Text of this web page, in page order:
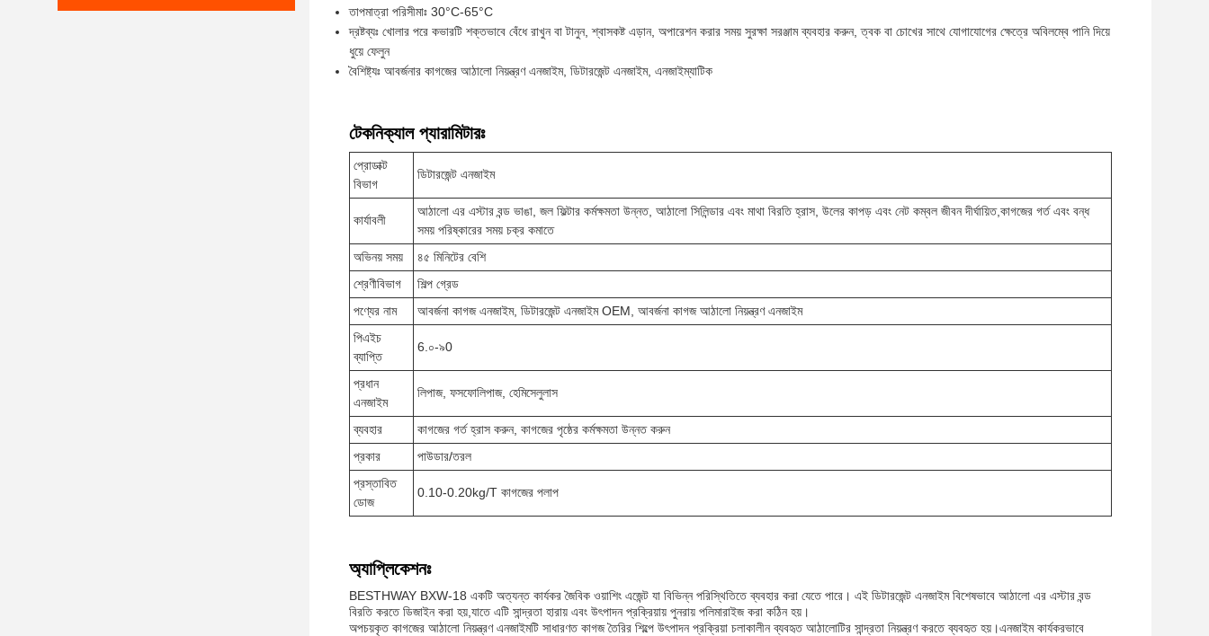
তাপমাত্রা পরিসীমাঃ 30°C-65°C
দ্রষ্টব্যঃ খোলার পরে কভারটি শক্তভাবে বেঁধে রাখুন বা টানুন, শ্বাসকষ্ট এড়ান, অপারেশন করার সময় সুরক্ষা সরঞ্জাম ব্যবহার করুন, ত্বক বা চোখের সাথে যোগাযোগের ক্ষেত্রে অবিলম্বে পানি দিয়ে
ধুয়ে ফেলুন
বৈশিষ্ট্যঃ আবর্জনার কাগজের আঠালো নিয়ন্ত্রণ এনজাইম, ডিটারজেন্ট এনজাইম, এনজাইম্যাটিক
টেকনিক্যাল প্যারামিটারঃ
প্রোডাক্ট
বিভাগ
ডিটারজেন্ট এনজাইম
কার্যাবলী
আঠালো এর এস্টার বন্ড ভাঙা, জল ফিল্টার কর্মক্ষমতা উন্নত, আঠালো সিলিন্ডার এবং মাথা বিরতি হ্রাস, উলের কাপড় এবং নেট কম্বল জীবন দীর্ঘায়িত,কাগজের গর্ত এবং বন্ধ
সময় পরিষ্কারের সময় চক্র কমাতে
অভিনয় সময়
৪৫ মিনিটের বেশি
শ্রেণীবিভাগ
শিল্প গ্রেড
পণ্যের নাম
আবর্জনা কাগজ এনজাইম, ডিটারজেন্ট এনজাইম OEM, আবর্জনা কাগজ আঠালো নিয়ন্ত্রণ এনজাইম
পিএইচ
ব্যাপ্তি
6.০-৯0
প্রধান
এনজাইম
লিপাজ, ফসফোলিপাজ, হেমিসেলুলাস
ব্যবহার
কাগজের গর্ত হ্রাস করুন, কাগজের পৃষ্ঠের কর্মক্ষমতা উন্নত করুন
প্রকার
পাউডার/তরল
প্রস্তাবিত
ডোজ
0.10-0.20kg/T কাগজের পলাপ
অ্যাপ্লিকেশনঃ
BESTHWAY BXW-18 একটি অত্যন্ত কার্যকর জৈবিক ওয়াশিং এজেন্ট যা বিভিন্ন পরিস্থিতিতে ব্যবহার করা যেতে পারে। এই ডিটারজেন্ট এনজাইম বিশেষভাবে আঠালো এর এস্টার বন্ড
বিরতি করতে ডিজাইন করা হয়,যাতে এটি সান্দ্রতা হারায় এবং উৎপাদন প্রক্রিয়ায় পুনরায় পলিমারাইজ করা কঠিন হয়।
অপচয়কৃত কাগজের আঠালো নিয়ন্ত্রণ এনজাইমটি সাধারণত কাগজ তৈরির শিল্পে উৎপাদন প্রক্রিয়া চলাকালীন ব্যবহৃত আঠালোটির সান্দ্রতা নিয়ন্ত্রণ করতে ব্যবহৃত হয়।এনজাইম কার্যকরভাবে